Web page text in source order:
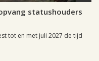
statushouders
tot en met juli 2027 de tijd